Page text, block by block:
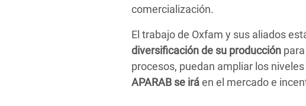
comercialización.
El trabajo de Oxfam y sus aliados
diversificación de su producción
procesos, puedan ampliar los
APARAB se iráen el mercado e